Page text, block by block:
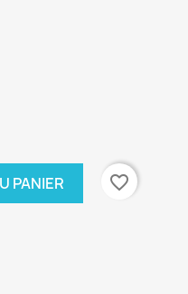
PANIER favorite_border